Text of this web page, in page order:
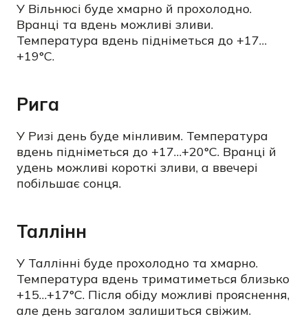
У Вільнюсі буде хмарно й прохолодно.
Вранці та вдень можливі зливи.
Температура вдень підніметься до +17…
+19°C.
Рига
У Ризі день буде мінливим. Температура
вдень підніметься до +17…+20°C. Вранці й
удень можливі короткі зливи, а ввечері
побільшає сонця.
Таллінн
У Таллінні буде прохолодно та хмарно.
Температура вдень триматиметься близько
+15…+17°C. Після обіду можливі прояснення,
але день загалом залишиться свіжим.